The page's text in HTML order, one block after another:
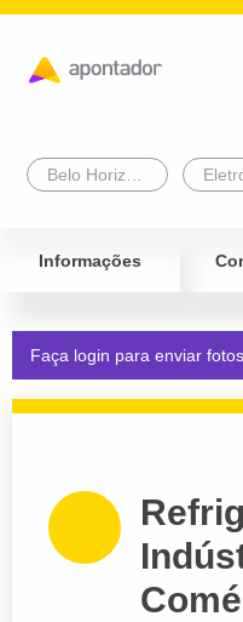
Informações
Faça login para enviar fotos